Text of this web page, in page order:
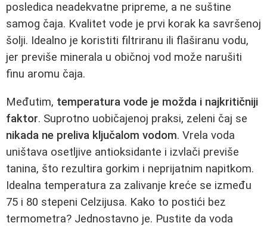
posledica neadekvatne pripreme, a ne suštine
samog čaja. Kvalitet vode je prvi korak ka savršenoj
šolji. Idealno je koristiti filtriranu ili flaširanu vodu,
jer previše minerala u običnoj vod može narušiti
finu aromu čaja.
Međutim, temperatura vode je možda i najkritičniji
faktor. Suprotno uobičajenoj praksi, zeleni čaj se
nikada ne preliva ključalom vodom. Vrela voda
uništava osetljive antioksidante i izvlači previše
tanina, što rezultira gorkim i neprijatnim napitkom.
Idealna temperatura za zalivanje kreće se između
75 i 80 stepeni Celzijusa. Kako to postići bez
termometra? Jednostavno je. Pustite da voda